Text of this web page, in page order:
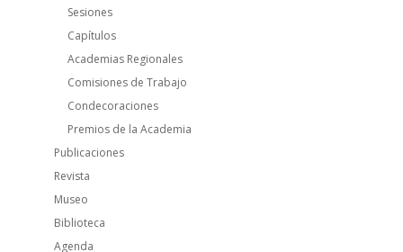
Sesiones
Capítulos
Academias Regionales
Comisiones de Trabajo
Condecoraciones
Premios de la Academia
Publicaciones
Revista
Museo
Biblioteca
Agenda